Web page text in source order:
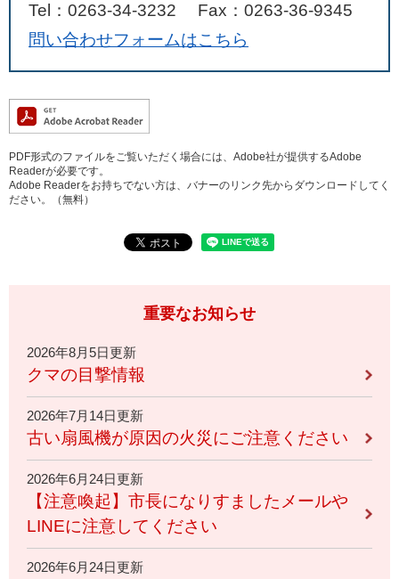
Tel：0263-34-3232
Fax：0263-36-9345
問い合わせフォームはこちら
PDF形式のファイルをご覧いただく場合には、Adobe社が提供するAdobe
Readerが必要です。
Adobe Readerをお持ちでない方は、バナーのリンク先からダウンロードしてく
ださい。（無料）
重要なお知らせ
2026年8月5日更新
クマの目撃情報
2026年7月14日更新
古い扇風機が原因の火災にご注意ください
2026年6月24日更新
【注意喚起】市長になりすましたメールや
LINEに注意してください
2026年6月24日更新